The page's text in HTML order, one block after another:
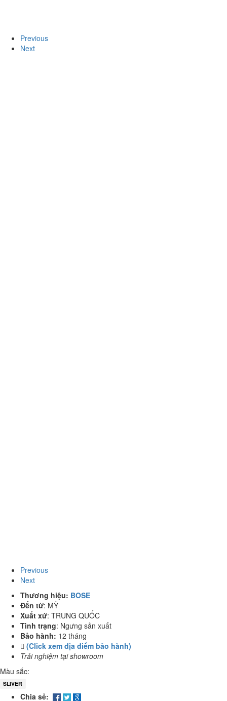
Previous
Next
Previous
Next
Thương hiệu: BOSE
Đến từ: MỸ
Xuất xứ: TRUNG QUỐC
Tình trạng: Ngưng sản xuất
Bảo hành: 12 tháng
(Click xem địa điểm bảo hành)
Trải nghiệm tại showroom
Màu sắc:
SLIVER
Chia sẻ: